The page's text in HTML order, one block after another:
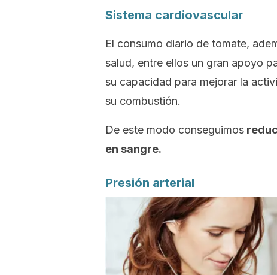
Sistema cardiovascular
El consumo diario de tomate,
salud, entre ellos un gran apoyo
su capacidad para mejorar la
su combustión.
De este modo conseguimos
en sangre.
Presión arterial